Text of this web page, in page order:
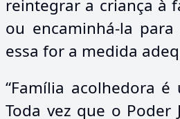
reintegrar a criança à
ou encaminhá-la
essa for a medida
“Família acolhedora
Toda vez que o Poder